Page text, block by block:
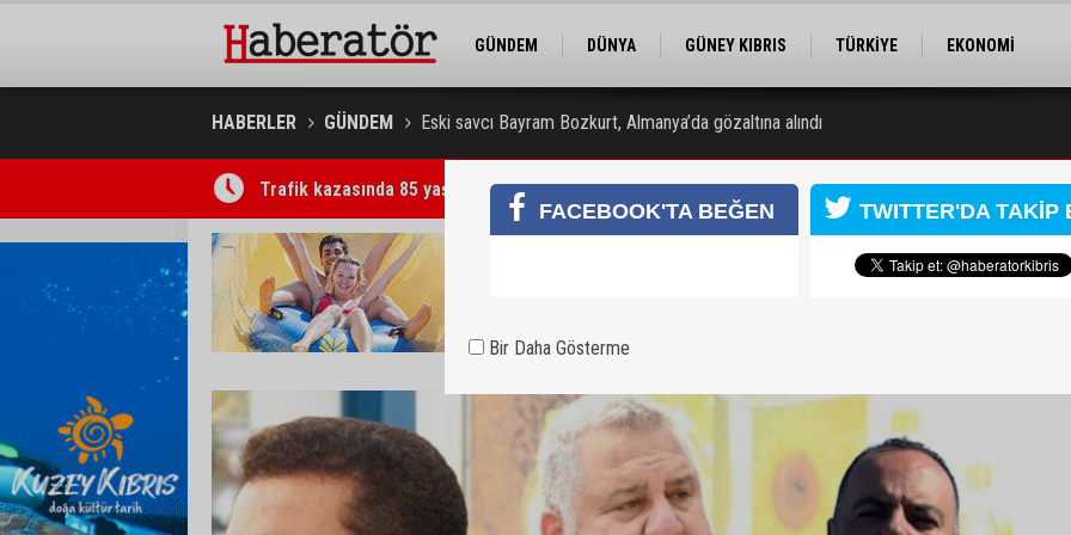
GÜNDEM DÜNYA GÜNEY KIBRIS TÜRKİYE
EKONOMİ
HABERLER GÜNDEM Eski savcı Bayram Bozkurt, Almanya’da gözaltına alındı
Trafik kazasında 85 yaşındaki Turan Obalı hayatını kaybetti, 3 kişi yaralandı
FACEBOOK'TA BEĞEN TWITTER'DA TAKİP
Bir Daha Gösterme